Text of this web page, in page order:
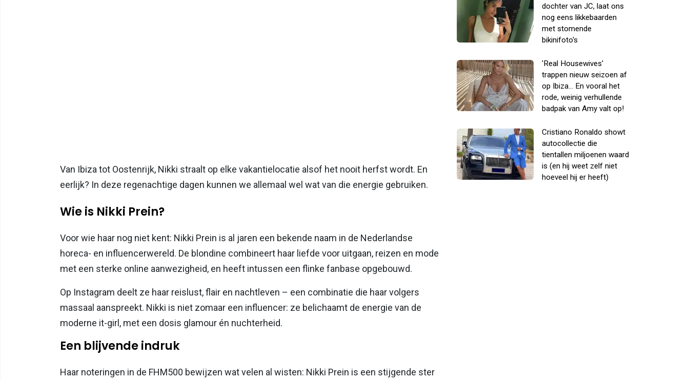
Van Ibiza tot Oostenrijk, Nikki straalt op elke vakantielocatie alsof het nooit herfst wordt. En
eerlijk? In deze regenachtige dagen kunnen we allemaal wel wat van die energie gebruiken.
Wie is Nikki Prein?
Voor wie haar nog niet kent: Nikki Prein is al jaren een bekende naam in de Nederlandse
horeca- en influencerwereld. De blondine combineert haar liefde voor uitgaan, reizen en mode
met een sterke online aanwezigheid, en heeft intussen een flinke fanbase opgebouwd.
Op Instagram deelt ze haar reislust, flair en nachtleven – een combinatie die haar volgers
massaal aanspreekt. Nikki is niet zomaar een influencer: ze belichaamt de energie van de
moderne it-girl, met een dosis glamour én nuchterheid.
Een blijvende indruk
Haar noteringen in de FHM500 bewijzen wat velen al wisten: Nikki Prein is een stijgende ster
dochter van JC, laat ons
nog eens likkebaarden
met stomende
bikinifoto's
'Real Housewives'
trappen nieuw seizoen af
op Ibiza... En vooral het
rode, weinig verhullende
badpak van Amy valt op!
Cristiano Ronaldo showt
autocollectie die
tientallen miljoenen waard
is (en hij weet zelf niet
hoeveel hij er heeft)